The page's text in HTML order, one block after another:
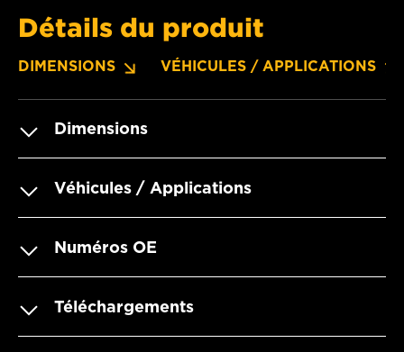
Détails du produit
DIMENSIONS VÉHICULES / APPLICATIONS
Dimensions
Véhicules / Applications
Numéros OE
Téléchargements